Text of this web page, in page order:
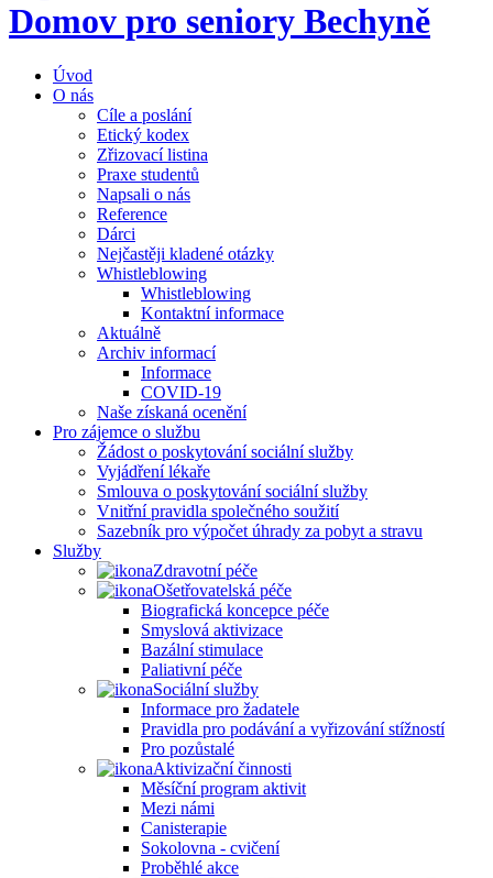
Domov pro seniory Bechyně
Úvod
O nás
Cíle a poslání
Etický kodex
Zřizovací listina
Praxe studentů
Napsali o nás
Reference
Dárci
Nejčastěji kladené otázky
Whistleblowing
Whistleblowing
Kontaktní informace
Aktuálně
Archiv informací
Informace
COVID-19
Naše získaná ocenění
Pro zájemce o službu
Žádost o poskytování sociální služby
Vyjádření lékaře
Smlouva o poskytování sociální služby
Vnitřní pravidla společného soužití
Sazebník pro výpočet úhrady za pobyt a stravu
Služby
Zdravotní péče
Ošetřovatelská péče
Biografická koncepce péče
Smyslová aktivizace
Bazální stimulace
Paliativní péče
Sociální služby
Informace pro žadatele
Pravidla pro podávání a vyřizování stížností
Pro pozůstalé
Aktivizační činnosti
Měsíční program aktivit
Mezi námi
Canisterapie
Sokolovna - cvičení
Proběhlé akce